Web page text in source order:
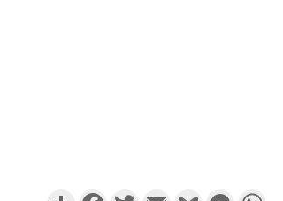
PartagerFacebookTwitterEmail Gmail